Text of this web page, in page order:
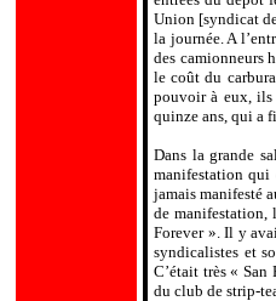
Union [syndicat
la journée. A
des camionneurs
le coût du
pouvoir à eux, ils
quinze ans, qui a
Dans la grande
manifestation qui
jamais manifesté
de manifestation,
Forever ». Il y
syndicalistes et
C’était très «
du club de strip-